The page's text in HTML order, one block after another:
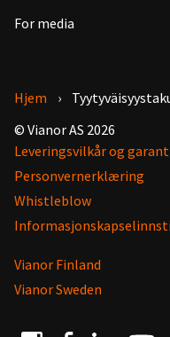
For media
Hjem
© Vianor AS 2026
Leveringsvilkår og
Personvernerklæring
Whistleblow
Vianor Finland
Vianor Sweden